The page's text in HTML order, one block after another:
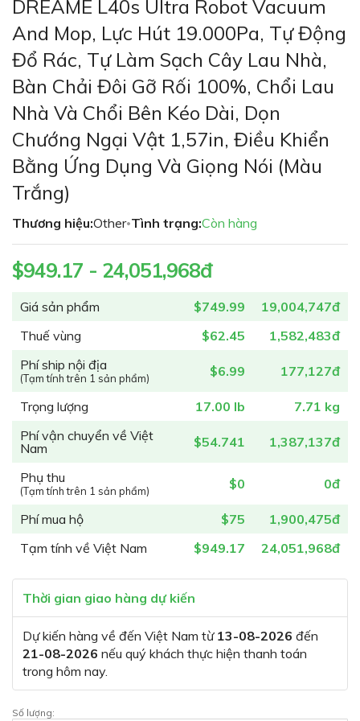
đến
phần
đầu
của
thư
hình
ảnh
DREAME L40s Ultra Robot Vacuum
And Mop, Lực Hút 19.000Pa, Tự Động
Đổ Rác, Tự Làm Sạch Cây Lau Nhà,
Bàn Chải Đôi Gỡ Rối 100%, Chổi Lau
Nhà Và Chổi Bên Kéo Dài, Dọn
Chướng Ngại Vật 1,57in, Điều Khiển
Bằng Ứng Dụng Và Giọng Nói (Màu
Trắng)
Thương hiệu:Other•Tình trạng:Còn hàng
Giá sản phẩm $749.99
19,004,747đ
Thuế vùng
$62.45
1,582,483đ
Phí ship nội địa
(Tạm tính trên 1 sản phẩm) $6.99 177,127đ
Trọng lượng 17.00 lb
7.71 kg
Phí vận chuyển về Việt
Nam
$54.741 1,387,137đ
Phụ thu
(Tạm tính trên 1 sản phẩm) $0 0đ
Phí mua hộ $75
1,900,475đ
Tạm tính về Việt Nam
$949.17 24,051,968đ
$949.17 - 24,051,968đ
Thời gian giao hàng dự kiến
Dự kiến hàng về đến Việt Nam từ 13-08-2026 đến
21-08-2026 nếu quý khách thực hiện thanh toán
trong hôm nay.
Số lượng: